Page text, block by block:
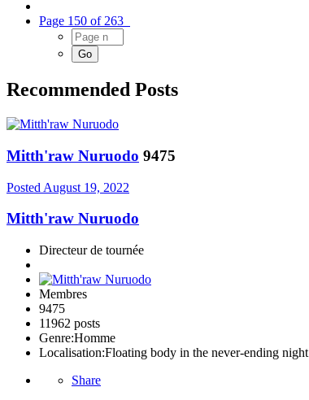
Page 150 of 263
Recommended Posts
Mitth'raw Nuruodo 9475
Posted August 19, 2022
Mitth'raw Nuruodo
Directeur de tournée
Membres
9475
11962 posts
Genre:Homme
Localisation:Floating body in the never-ending night
Share